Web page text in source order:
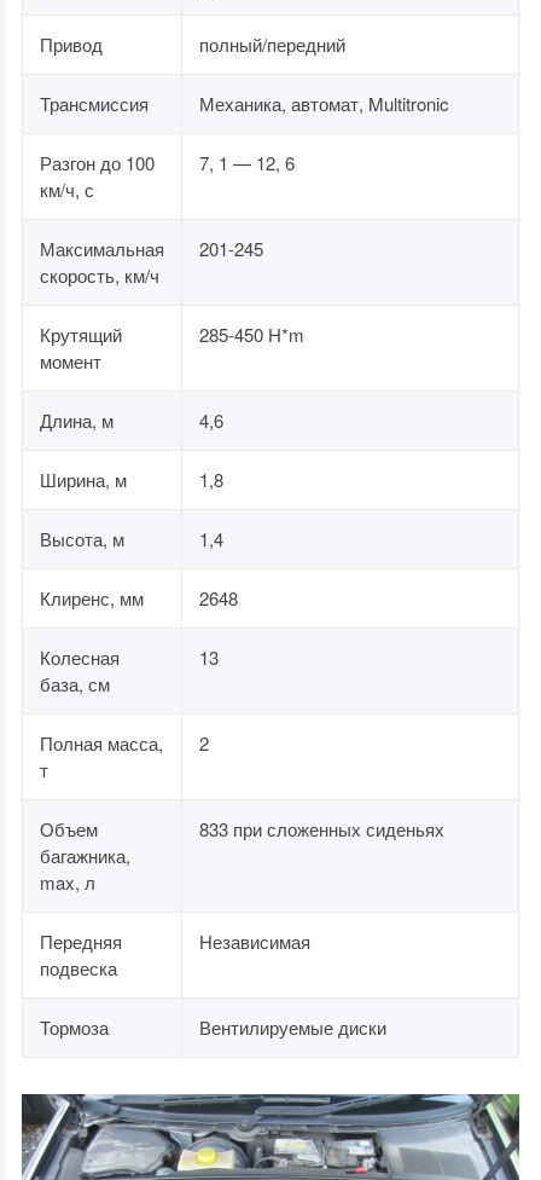
Привод полный/передний
Трансмиссия Механика, автомат, Multitronic
Разгон до 100
км/ч, с
7, 1 — 12, 6
Максимальная
скорость, км/ч
201-245
Крутящий
момент
285-450 H*m
Длина, м 4,6
Ширина, м 1,8
Высота, м 1,4
Клиренс, мм 2648
Колесная
база, см
13
Полная масса,
т
2
Объем
багажника,
max, л
833 при сложенных сиденьях
Передняя
подвеска
Независимая
Тормоза Вентилируемые диски